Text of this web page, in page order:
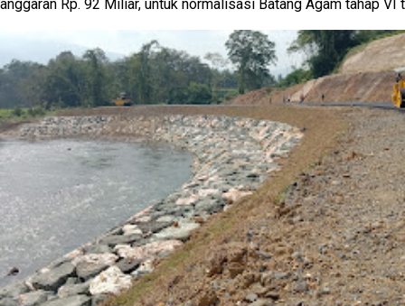
anggaran Rp. 92 Miliar, untuk normalisasi Batang Agam tahap VI